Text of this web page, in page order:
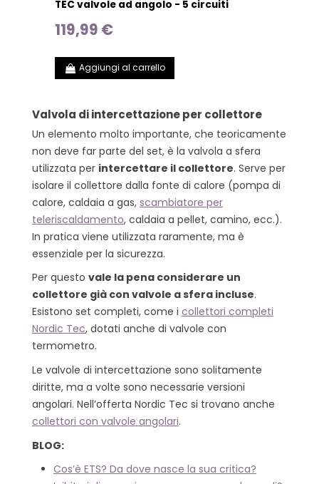
TEC valvole ad angolo - 5 circuiti
119,99 €
Aggiungi al carrello
Valvola di intercettazione per collettore
Un elemento molto importante, che teoricamente
non deve far parte del set, è la valvola a sfera
utilizzata per intercettare il collettore. Serve per
isolare il collettore dalla fonte di calore (pompa di
calore, caldaia a gas, scambiatore per
teleriscaldamento, caldaia a pellet, camino, ecc.).
In pratica viene utilizzata raramente, ma è
essenziale per la sicurezza.
Per questo vale la pena considerare un
collettore già con valvole a sfera incluse.
Esistono set completi, come i collettori completi
Nordic Tec, dotati anche di valvole con
termometro.
Le valvole di intercettazione sono solitamente
diritte, ma a volte sono necessarie versioni
angolari. Nell’offerta Nordic Tec si trovano anche
collettori con valvole angolari.
BLOG:
Cos’è ETS? Da dove nasce la sua critica?